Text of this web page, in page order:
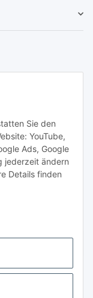
Sie den
YouTube,
Ads, Google
jederzeit ändern
Details finden